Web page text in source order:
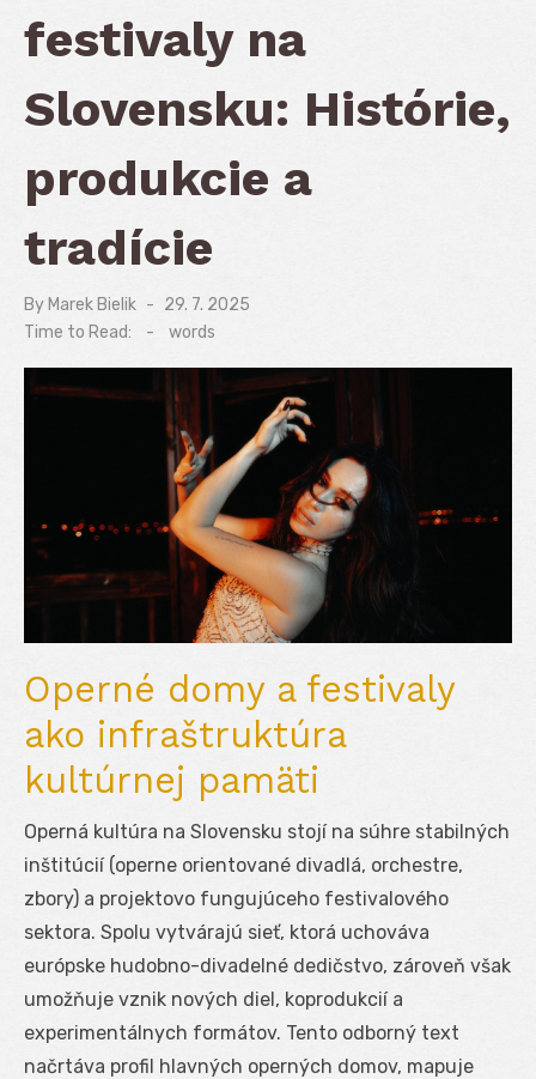
festivaly na
Slovensku: Histórie,
produkcie a
tradície
By Marek Bielik
Posted
on
29. 7. 2025
Time to Read:
- words
Operné domy a festivaly
ako infraštruktúra
kultúrnej pamäti
Operná kultúra na Slovensku stojí na súhre stabilných
inštitúcií (operne orientované divadlá, orchestre,
zbory) a projektovo fungujúceho festivalového
sektora. Spolu vytvárajú sieť, ktorá uchováva
európske hudobno-divadelné dedičstvo, zároveň však
umožňuje vznik nových diel, koprodukcií a
experimentálnych formátov. Tento odborný text
načrtáva profil hlavných operných domov, mapuje